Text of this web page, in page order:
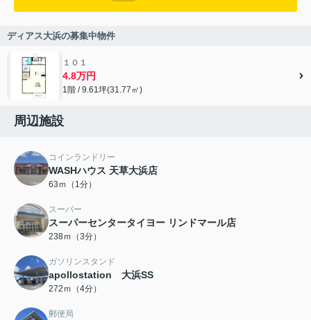
ディアス大浜の募集中物件
１０１
4.8万円
1階 / 9.61坪(31.77㎡)
周辺施設
コインランドリー
WASHハウス 天草大浜店
63ｍ（1分）
スーパー
スーパーセンタータイヨー リンドマール店
238ｍ（3分）
ガソリンスタンド
apollostation 大浜SS
272ｍ（4分）
郵便局